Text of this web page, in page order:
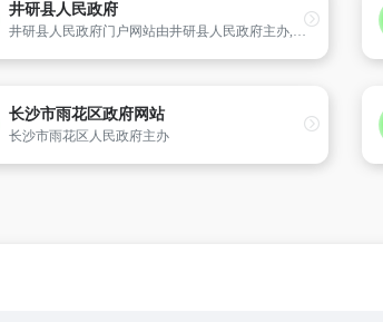
井研县人民政府
井研县人民政府门户网站由井研县人民政府主办,是井研县人民政府在互联网上发布各类信息、宣传全域井研的重要媒介；是井研县人民政府推行政务公开、提供在线服务的综合平台；是社会各界了解政府政务、建言献策、咨询投诉、监督评议政府的网上绿色通道；是政府了解民情、疏通民意、阐释政策、接受监督的有效渠道。井研县人民政府门户网站致力于提高政府工作透明度和行政效能、加强对外宣传、引导网上舆情、促进公众对政治经济社会各项活动的广泛参与。在加快政府职能转变步伐,提高行政效率,推进跨部门协调,建设规范化服务型政府,树立政府“为民、便民、亲民”形象,增强城市吸引力等方面发挥着日益重要的作用。
长沙市雨花区政府网站
长沙市雨花区人民政府主办